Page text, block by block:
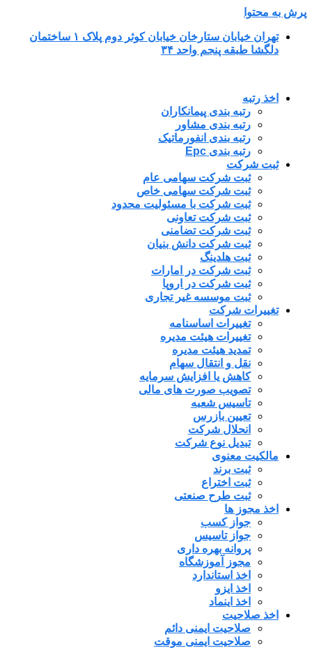
پرش به محتوا
تهران خیابان ستارخان خیابان کوثر دوم پلاک ۱ ساختمان
دلگشا طبقه پنجم واحد ۳۴
اخذ رتبه
رتبه بندی پیمانکاران
رتبه بندی مشاور
رتبه بندی انفورماتیک
رتبه بندی Epc
ثبت شرکت
ثبت شرکت سهامی عام
ثبت شرکت سهامی خاص
ثبت شرکت با مسئولیت محدود
ثبت شرکت تعاونی
ثبت شرکت تضامنی
ثبت شرکت دانش بنیان
ثبت هلدینگ
ثبت شرکت در امارات
ثبت شرکت در اروپا
ثبت موسسه غیر تجاری
تغییرات شرکت
تغییرات اساسنامه
تغییرات هیئت مدیره
تمدید هیئت مدیره
نقل و انتقال سهام
کاهش یا افزایش سرمایه
تصویب صورت های مالی
تاسیس شعبه
تعیین بازرس
انحلال شرکت
تبدیل نوع شرکت
مالکیت معنوی
ثبت برند
ثبت اختراع
ثبت طرح صنعتی
اخذ مجوز ها
جواز کسب
جواز تاسیس
پروانه بهره داری
مجوز آموزشگاه
اخذ استاندارد
اخذ ایزو
اخذ اینماد
اخذ صلاحیت
صلاحیت ایمنی دائم
صلاحیت ایمنی موقت